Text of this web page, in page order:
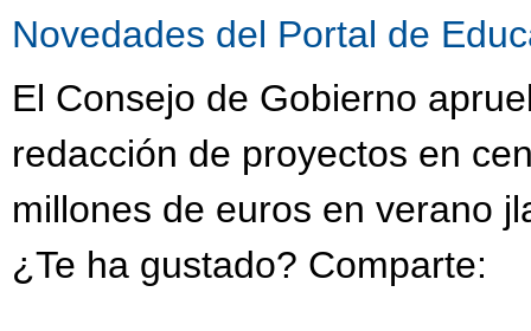
Novedades del Portal de
El Consejo de Gobierno
redacción de proyectos en
millones de euros en verano
¿Te ha gustado? Comparte: